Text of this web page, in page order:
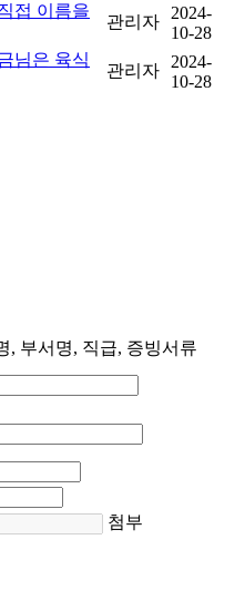
접 이름을
관리자
2024-
10-28
님은 육식
관리자
2024-
10-28
, 부서명, 직급, 증빙서류
첨부